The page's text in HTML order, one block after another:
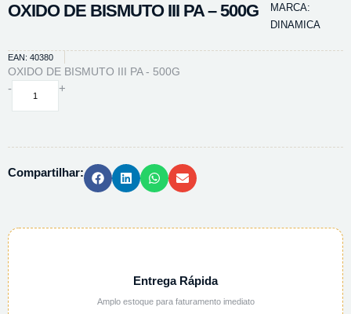
OXIDO DE BISMUTO III PA – 500G
MARCA:
DINAMICA
EAN: 40380
OXIDO DE BISMUTO III PA - 500G
-
OXIDO
-
+
Compartilhar:
Entrega Rápida
Amplo estoque para faturamento imediato